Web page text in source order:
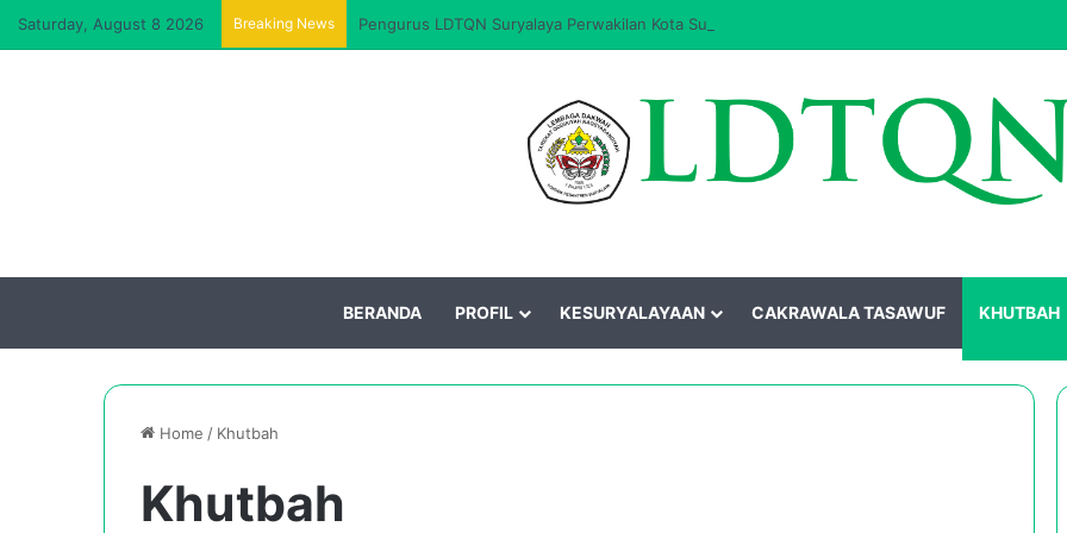
Saturday, August 8 2026 Breaking News Pengurus LDTQN Suryalaya Perwakilan Kota Surakarta Masa Khidmat 2026–2031 Resmi Dilantik
BERANDA PROFIL KESURYALAYAAN CAKRAWALA TASAWUF KHUTBAH
Home / Khutbah
Khutbah